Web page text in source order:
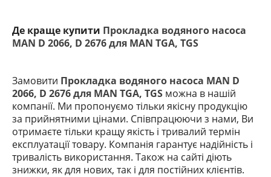
Де краще купити Прокладка водяного насоса
MAN D 2066, D 2676 для MAN TGA, TGS
Замовити Прокладка водяного насоса MAN D
2066, D 2676 для MAN TGA, TGS можна в нашій
компанії. Ми пропонуємо тільки якісну продукцію
за прийнятними цінами. Співпрацюючи з нами, Ви
отримаєте тільки кращу якість і тривалий термін
експлуатації товару. Компанія гарантує надійність і
тривалість використання. Також на сайті діють
знижки, як для нових, так і для постійних клієнтів.